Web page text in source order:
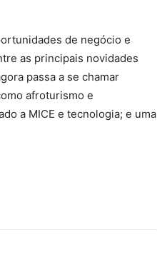
de negócio e
as principais novidades
passa a se chamar
afroturismo e
a MICE e tecnologia; e uma